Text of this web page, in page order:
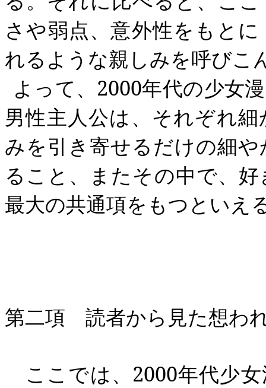
さや弱点、意外性をもと
れるような親しみを呼びこ
よって、 2000年代の少女
男性主人公は、それぞれ
みを引き寄せるだけの細
ること、またその中で、
最大の共通項をもつといえ
第二項 読者から見た想わ
ここでは、 2000年代少